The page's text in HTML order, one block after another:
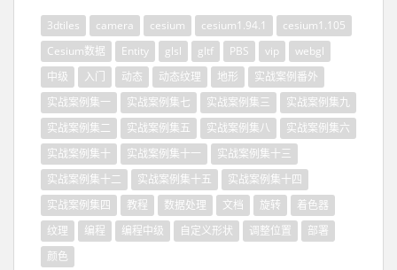
3dtiles camera cesium cesium1.94.1
cesium1.105
Cesium数据
Entity glsl gltf PBS vip
webgl
中级
入门 动态 动态纹理 地形
实战案例番外
实战案例集一
实战案例集七 实战案例集三
实战案例集九
实战案例集二
实战案例集五 实战案例集八
实战案例集六
实战案例集十
实战案例集十一
实战案例集十三
实战案例集十二
实战案例集十五
实战案例集十四
实战案例集四
教程 数据处理 文档 旋转
着色器
纹理
编程 编程中级 自定义形状 调整位置
部署
颜色